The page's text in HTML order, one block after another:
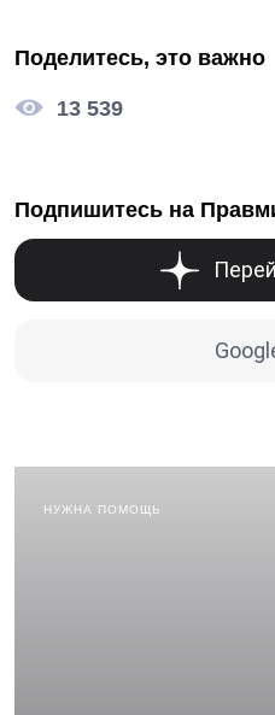
Поделитесь, это важно
13 539
Подпишитесь на
НУЖНА ПОМОЩЬ